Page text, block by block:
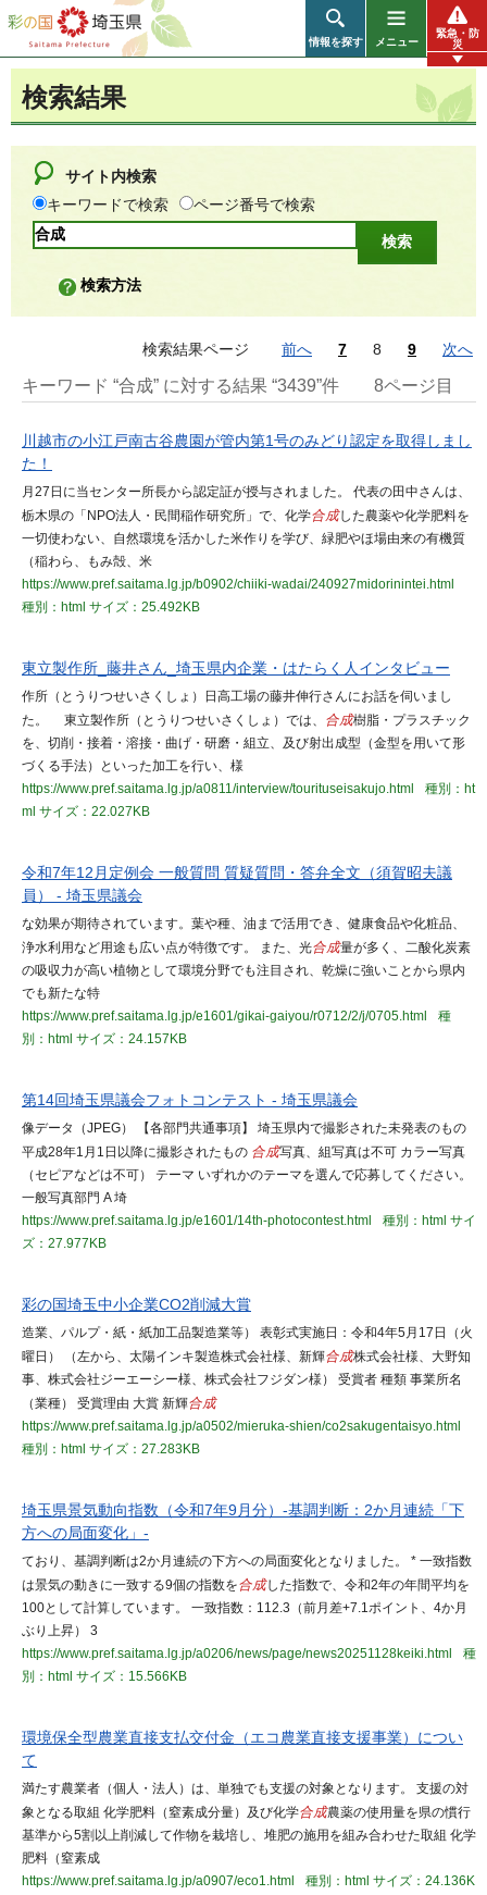
彩の国 埼玉県
情報を探す メニュー
緊急・防
災
検索結果
サイト内検索
キーワードで検索
ページ番号で検索
検索方法
検索結果ページ 前へ 7 8 9 次へ
キーワード “合成” に対する結果 “3439”件 8ページ目
川越市の小江戸南古谷農園が管内第1号のみどり認定を取得しまし
た！
月27日に当センター所長から認定証が授与されました。 代表の田中さんは、
栃木県の「NPO法人・民間稲作研究所」で、化学合成した農薬や化学肥料を
一切使わない、自然環境を活かした米作りを学び、緑肥やほ場由来の有機質
（稲わら、もみ殻、米
https://www.pref.saitama.lg.jp/b0902/chiiki-wadai/240927midorinintei.html
種別：html サイズ：25.492KB
東立製作所_藤井さん_埼玉県内企業・はたらく人インタビュー
作所（とうりつせいさくしょ）日高工場の藤井伸行さんにお話を伺いまし
た。 東立製作所（とうりつせいさくしょ）では、 合成樹脂・プラスチック
を、切削・接着・溶接・曲げ・研磨・組立、及び射出成型（金型を用いて形
づくる手法）といった加工を行い、様
https://www.pref.saitama.lg.jp/a0811/interview/tourituseisakujo.html
種別：ht
ml サイズ：22.027KB
令和7年12月定例会 一般質問 質疑質問・答弁全文（須賀昭夫議
員） - 埼玉県議会
な効果が期待されています。葉や種、油まで活用でき、健康食品や化粧品、
浄水利用など用途も広い点が特徴です。 また、光合成量が多く、二酸化炭素
の吸収力が高い植物として環境分野でも注目され、乾燥に強いことから県内
でも新たな特
https://www.pref.saitama.lg.jp/e1601/gikai-gaiyou/r0712/2/j/0705.html
種
別：html サイズ：24.157KB
第14回埼玉県議会フォトコンテスト - 埼玉県議会
像データ（JPEG） 【各部門共通事項】 埼玉県内で撮影された未発表のもの
平成28年1月1日以降に撮影されたもの 合成写真、組写真は不可 カラー写真
（セピアなどは不可） テーマ いずれかのテーマを選んで応募してください。
一般写真部門 A 埼
https://www.pref.saitama.lg.jp/e1601/14th-photocontest.html
種別：html サイ
ズ：27.977KB
彩の国埼玉中小企業CO2削減大賞
造業、パルプ・紙・紙加工品製造業等） 表彰式実施日：令和4年5月17日（火
曜日） （左から、太陽インキ製造株式会社様、新輝合成株式会社様、大野知
事、株式会社ジーエーシー様、株式会社フジダン様） 受賞者 種類 事業所名
（業種） 受賞理由 大賞 新輝合成
https://www.pref.saitama.lg.jp/a0502/mieruka-shien/co2sakugentaisyo.html
種別：html サイズ：27.283KB
埼玉県景気動向指数（令和7年9月分）-基調判断：2か月連続「下
方への局面変化」-
ており、基調判断は2か月連続の下方への局面変化となりました。 * 一致指数
は景気の動きに一致する9個の指数を合成した指数で、令和2年の年間平均を
100として計算しています。 一致指数：112.3（前月差+7.1ポイント、4か月
ぶり上昇） 3
https://www.pref.saitama.lg.jp/a0206/news/page/news20251128keiki.html
種
別：html サイズ：15.566KB
環境保全型農業直接支払交付金（エコ農業直接支援事業）につい
て
満たす農業者（個人・法人）は、単独でも支援の対象となります。 支援の対
象となる取組 化学肥料（窒素成分量）及び化学合成農薬の使用量を県の慣行
基準から5割以上削減して作物を栽培し、堆肥の施用を組み合わせた取組 化学
肥料（窒素成
https://www.pref.saitama.lg.jp/a0907/eco1.html
種別：html サイズ：24.136K